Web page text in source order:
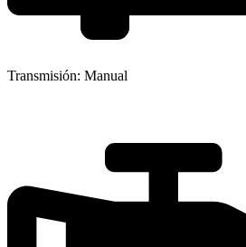
Transmisión: Manual